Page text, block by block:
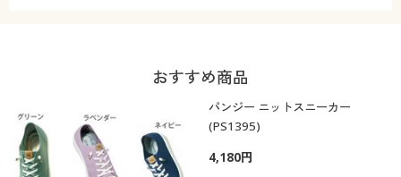
よくある質問とお問い合わせ
おすすめ商品
パンジー ニットスニーカー
(PS1395)
4,180円